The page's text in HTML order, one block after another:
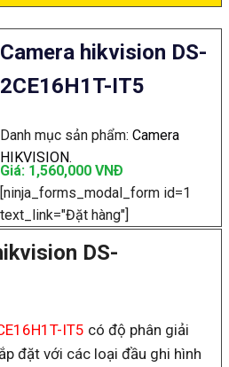
Camera hikvision DS-
2CE16H1T-IT5
Danh mục sản phẩm: Camera
HIKVISION.
Giá: 1,560,000 VNÐ
[ninja_forms_modal_form id=1
text_link="Đặt hàng"]
DS-
IT5 có độ phân giải
đặt với các loại đầu ghi hình